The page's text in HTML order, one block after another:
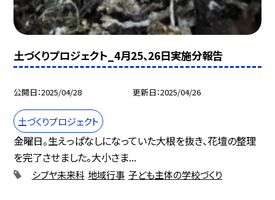
土づくりプロジェクト_4月25、26日実施分報告
公開日 2025/04/28 更新日 2025/04/26
土づくりプロジェクト
金曜日。生えっぱなしになっていた大根を抜き、花壇の整理
を完了させました。大小さま...
シブヤ未来科 地域行事 子ども主体の学校づくり